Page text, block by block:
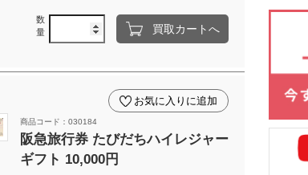
数
量
買取カートへ
商品コード：030184
阪急旅行券 たびだちハイレジャー
ギフト 10,000円
お気に入りに追加